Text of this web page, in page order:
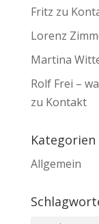
Fritz zu
Lorenz
Martina
Rolf Frei –
zu Kontakt
Kategorien
Allgemein